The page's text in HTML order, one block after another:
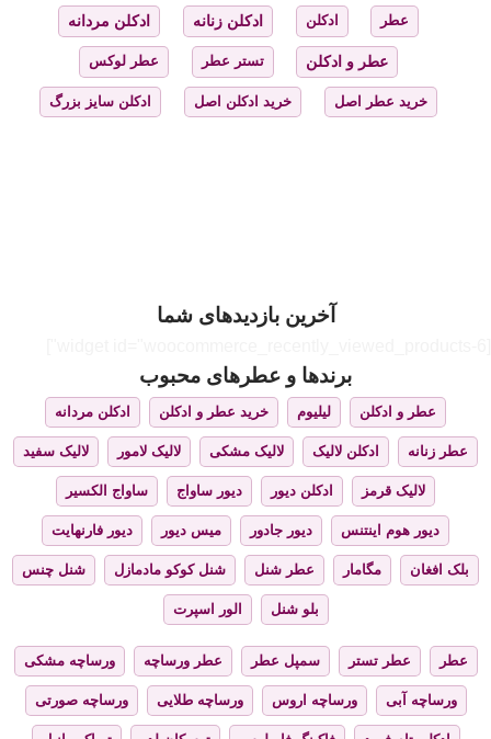
عطر ادکلن ادکلن زنانه ادکلن مردانه
عطر و ادکلن تستر عطر عطر لوکس
خرید عطر اصل خرید ادکلن اصل ادکلن سایز بزرگ
آخرین بازدیدهای شما
برندها و عطرهای محبوب
عطر و ادکلن لیلیوم خرید عطر و ادکلن ادکلن مردانه
عطر زنانه ادکلن لالیک لالیک مشکی لالیک لامور لالیک سفید
لالیک قرمز ادکلن دیور دیور ساواج ساواج الکسیر
دیور هوم اینتنس دیور جادور میس دیور دیور فارنهایت
بلک افغان مگامار عطر شنل شنل کوکو مادمازل شنل چنس
بلو شنل الور اسپرت
عطر عطر تستر سمپل عطر عطر ورساچه ورساچه مشکی
ورساچه آبی ورساچه اروس ورساچه طلایی ورساچه صورتی